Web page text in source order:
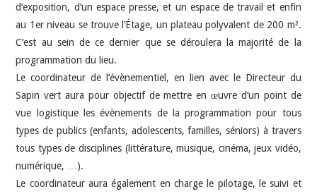
d’exposition, d’un espace presse, et un espace de travail et enfin
au 1er niveau se trouve l’Étage, un plateau polyvalent de 200 m².
C’est au sein de ce dernier que se déroulera la majorité de la
programmation du lieu.
Le coordinateur de l’évènementiel, en lien avec le Directeur du
Sapin vert aura pour objectif de mettre en œuvre d’un point de
vue logistique les évènements de la programmation pour tous
types de publics (enfants, adolescents, familles, séniors) à travers
tous types de disciplines (littérature, musique, cinéma, jeux vidéo,
numérique, …).
Le coordinateur aura également en charge le pilotage, le suivi et